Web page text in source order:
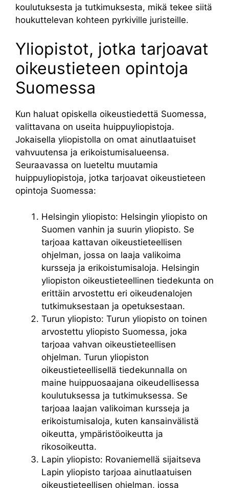
koulutuksesta ja tutkimuksesta, mikä tekee siitä
houkuttelevan kohteen pyrkiville juristeille.
Yliopistot, jotka tarjoavat
oikeustieteen opintoja
Suomessa
Kun haluat opiskella oikeustiedettä Suomessa,
valittavana on useita huippuyliopistoja.
Jokaisella yliopistolla on omat ainutlaatuiset
vahvuutensa ja erikoistumisalueensa.
Seuraavassa on lueteltu muutamia
huippuyliopistoja, jotka tarjoavat oikeustieteen
opintoja Suomessa:
Helsingin yliopisto: Helsingin yliopisto on
Suomen vanhin ja suurin yliopisto. Se
tarjoaa kattavan oikeustieteellisen
ohjelman, jossa on laaja valikoima
kursseja ja erikoistumisaloja. Helsingin
yliopiston oikeustieteellinen tiedekunta on
erittäin arvostettu eri oikeudenalojen
tutkimuksestaan ja opetuksestaan.
Turun yliopisto: Turun yliopisto on toinen
arvostettu yliopisto Suomessa, joka
tarjoaa vahvan oikeustieteellisen
ohjelman. Turun yliopiston
oikeustieteellisellä tiedekunnalla on
maine huippuosaajana oikeudellisessa
koulutuksessa ja tutkimuksessa. Se
tarjoaa laajan valikoiman kursseja ja
erikoistumisaloja, kuten kansainvälistä
oikeutta, ympäristöoikeutta ja
rikosoikeutta.
Lapin yliopisto: Rovaniemellä sijaitseva
Lapin yliopisto tarjoaa ainutlaatuisen
oikeustieteellisen ohjelman, jossa